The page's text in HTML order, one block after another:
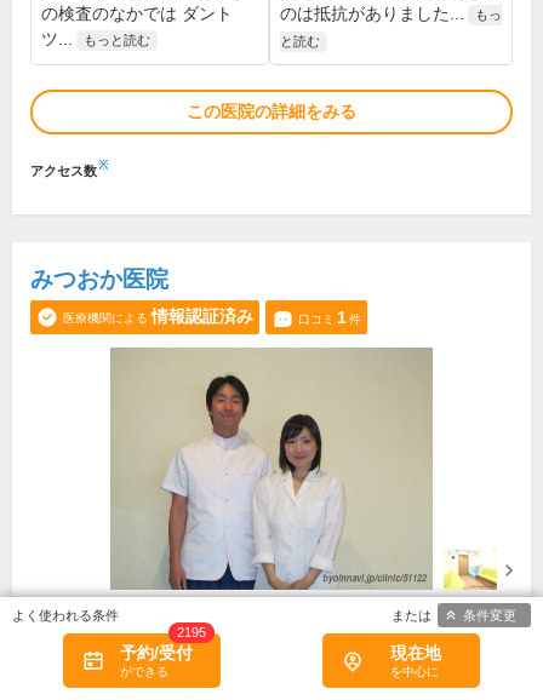
の検査のなかでは ダント
ツ...
もっと読む
のは抵抗がありました...
もっ
と読む
この医院の詳細をみる
アクセス数※
みつおか医院
医療機関による 情報認証済み 口コミ 1件
所在地・電話番号
道明寺駅
大阪府藤井寺市道明寺2丁目5-29 [地図]
予約/受付
2195
現在地
条件変更